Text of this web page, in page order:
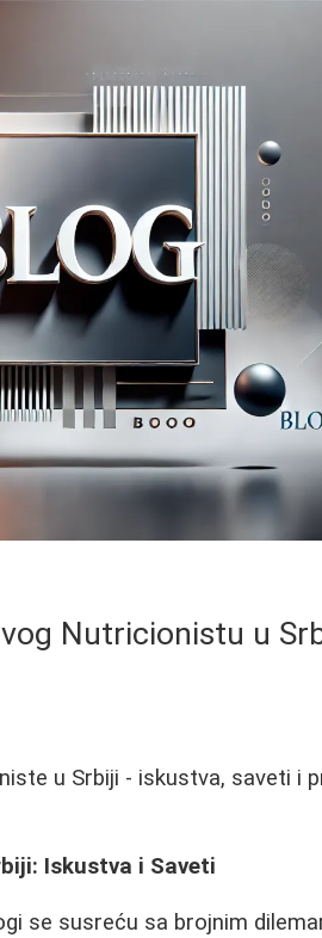
Nutricionistu u
u Srbiji - iskustva, saveti i
Iskustva i Saveti
se susreću sa brojnim